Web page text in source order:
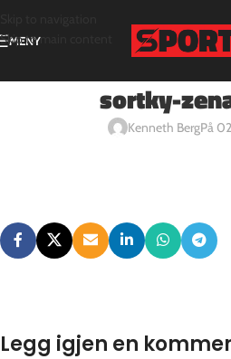
Skip to main content
MENY
sortky-
Kenneth BergPå
Legg igjen en